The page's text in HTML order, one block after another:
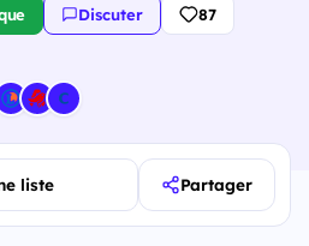
Discuter 87
liste Partager